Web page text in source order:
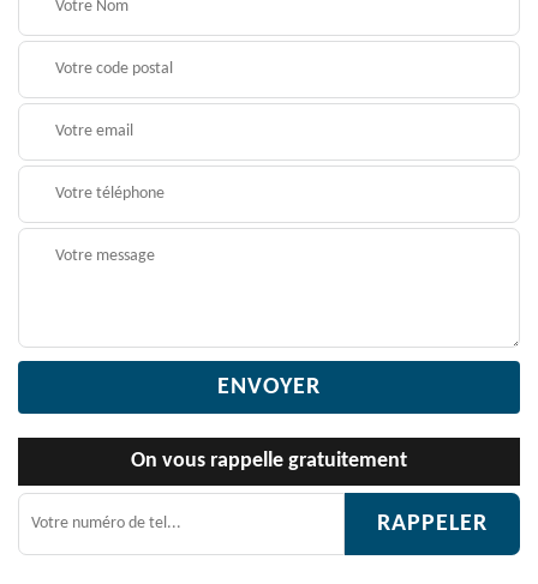
On vous rappelle gratuitement